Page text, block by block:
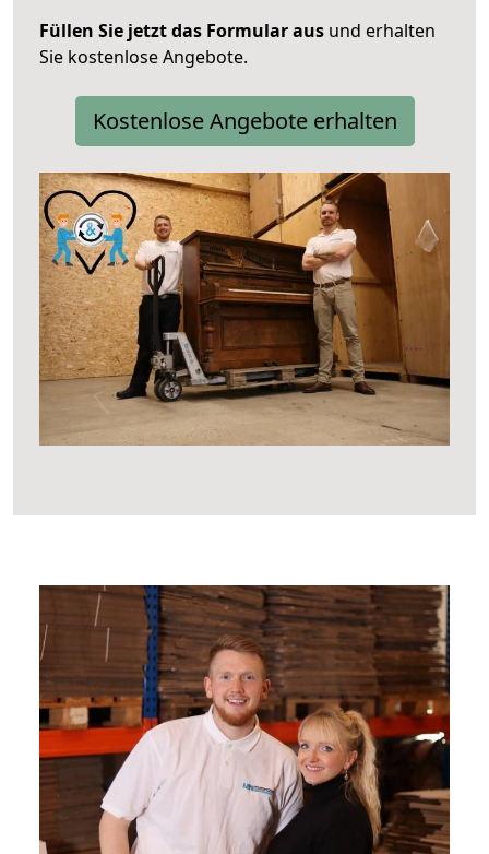
Füllen Sie jetzt das Formular aus und erhalten
Sie kostenlose Angebote.
Kostenlose Angebote erhalten